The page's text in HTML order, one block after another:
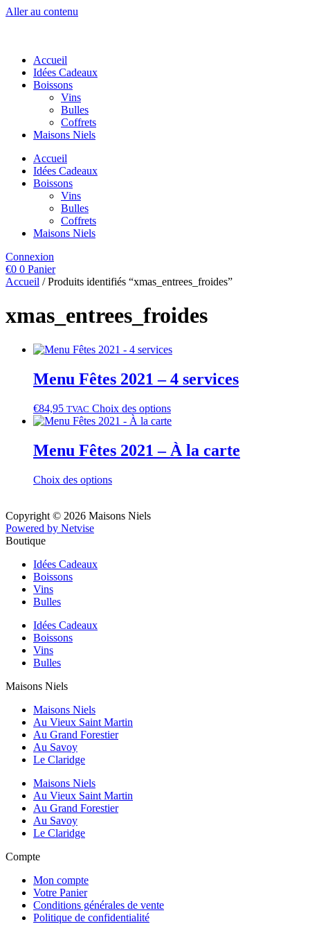
Aller au contenu
Accueil
Idées Cadeaux
Boissons
Vins
Bulles
Coffrets
Maisons Niels
Accueil
Idées Cadeaux
Boissons
Vins
Bulles
Coffrets
Maisons Niels
Connexion
€0 0 Panier
Accueil / Produits identifiés “xmas_entrees_froides”
xmas_entrees_froides
Menu Fêtes 2021 – 4 services
€84,95 TVAC Choix des options
Menu Fêtes 2021 – À la carte
Choix des options
Copyright © 2026 Maisons Niels
Powered by Netvise
Boutique
Idées Cadeaux
Boissons
Vins
Bulles
Idées Cadeaux
Boissons
Vins
Bulles
Maisons Niels
Maisons Niels
Au Vieux Saint Martin
Au Grand Forestier
Au Savoy
Le Claridge
Maisons Niels
Au Vieux Saint Martin
Au Grand Forestier
Au Savoy
Le Claridge
Compte
Mon compte
Votre Panier
Conditions générales de vente
Politique de confidentialité